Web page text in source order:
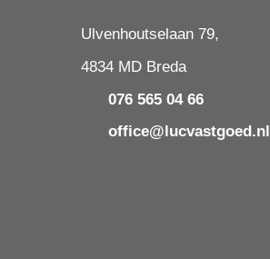
Ulvenhoutselaan 79,
4834 MD Breda
076 565 04 66
office@lucvastgoed.nl